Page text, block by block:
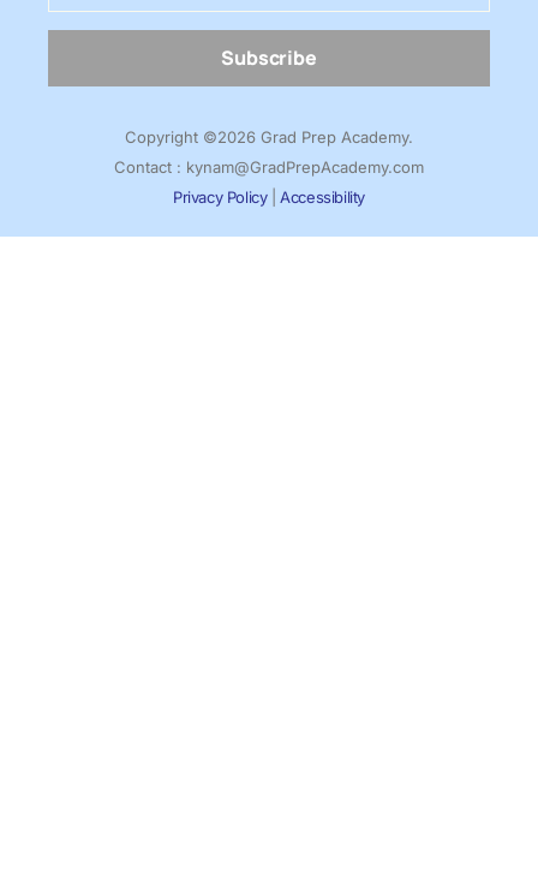
Subscribe
Copyright ©2026 Grad Prep Academy.
Contact : kynam@GradPrepAcademy.com
Privacy Policy|Accessibility